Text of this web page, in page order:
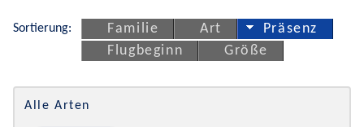
Sortierung: Familie Art
Präsenz
Flugbeginn
Größe
Alle Arten